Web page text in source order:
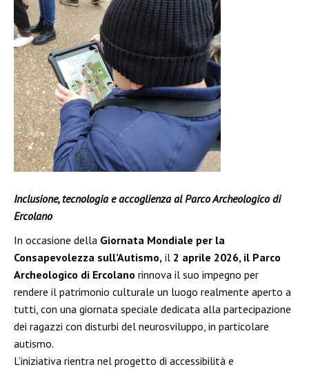
Inclusione, tecnologia e accoglienza al Parco Archeologico di
Ercolano
In occasione della Giornata Mondiale per la
Consapevolezza sull’Autismo, il 2 aprile 2026, il Parco
Archeologico di Ercolano rinnova il suo impegno per
rendere il patrimonio culturale un luogo realmente aperto a
tutti, con una giornata speciale dedicata alla partecipazione
dei ragazzi con disturbi del neurosviluppo, in particolare
autismo.
L’iniziativa rientra nel progetto di accessibilità e